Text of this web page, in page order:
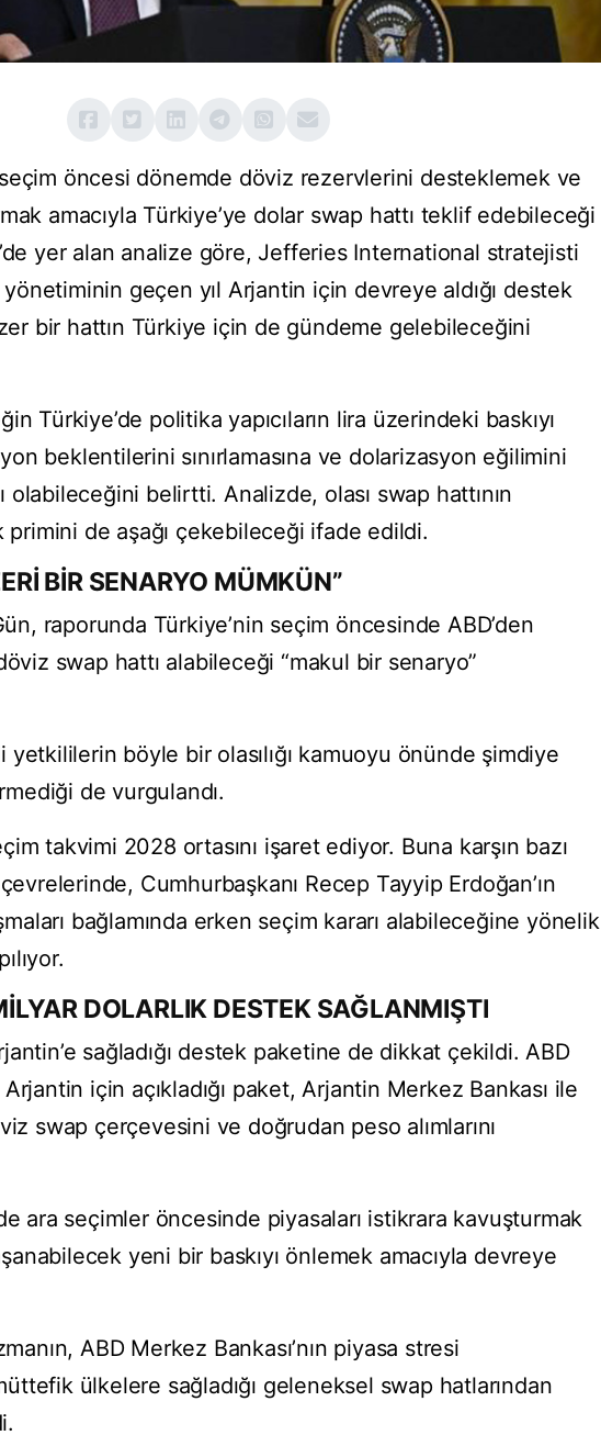
seçim öncesi dönemde döviz rezervlerini desteklemek ve
amacıyla Türkiye’ye dolar swap hattı teklif edebileceği
yer alan analize göre, Jefferies International stratejisti
geçen yıl Arjantin için devreye aldığı destek
bir hattın Türkiye için de gündeme gelebileceğini
Türkiye’de politika yapıcıların lira üzerindeki baskıyı
beklentilerini sınırlamasına ve dolarizasyon eğilimini
olabileceğini belirtti. Analizde, olası swap hattının
primini de aşağı çekebileceği ifade edildi.
BİR SENARYO MÜMKÜN”
raporunda Türkiye’nin seçim öncesinde ABD’den
swap hattı alabileceği “makul bir senaryo”
yetkililerin böyle bir olasılığı kamuoyu önünde şimdiye
de vurgulandı.
takvimi 2028 ortasını işaret ediyor. Buna karşın bazı
Cumhurbaşkanı Recep Tayyip Erdoğan’ın
bağlamında erken seçim kararı alabileceğine yönelik
DOLARLIK DESTEK SAĞLANMIŞTI
sağladığı destek paketine de dikkat çekildi. ABD
Arjantin için açıkladığı paket, Arjantin Merkez Bankası ile
swap çerçevesini ve doğrudan peso alımlarını
ara seçimler öncesinde piyasaları istikrara kavuşturmak
yeni bir baskıyı önlemek amacıyla devreye
ABD Merkez Bankası’nın piyasa stresi
ülkelere sağladığı geleneksel swap hatlarından